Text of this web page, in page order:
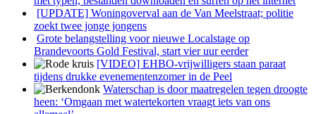
[UPDATE] Woningoverval aan de Van Meelstraat; politie
zoekt twee jonge jongens
Grote belangstelling voor nieuwe Localstage op
Brandevoorts Gold Festival, start vier uur eerder
[VIDEO] EHBO-vrijwilligers staan paraat
tijdens drukke evenementenzomer in de Peel
Waterschap is door maatregelen tegen droogte
heen: ‘Omgaan met watertekorten vraagt iets van ons